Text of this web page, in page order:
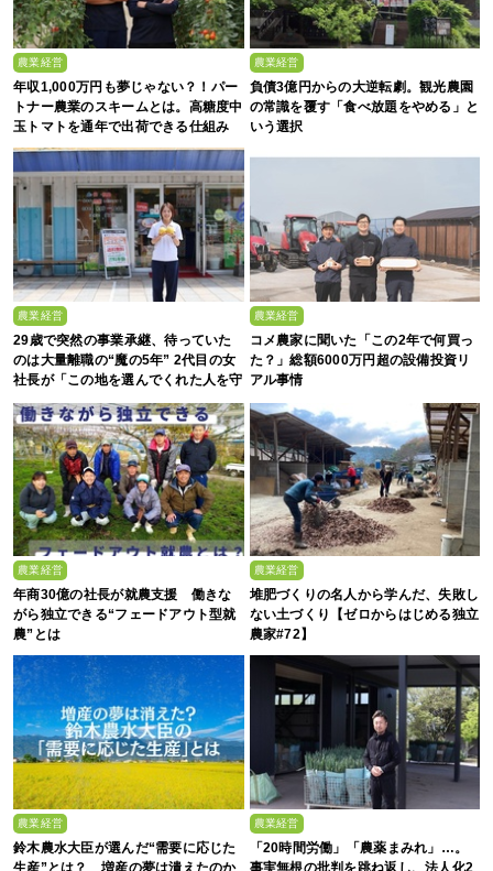
農業経営
年収1,000万円も夢じゃない？！パー
トナー農業のスキームとは。高糖度中
玉トマトを通年で出荷できる仕組み
農業経営
負債3億円からの大逆転劇。観光農園
の常識を覆す「食べ放題をやめる」と
いう選択
農業経営
29歳で突然の事業承継、待っていた
のは大量離職の“魔の5年” 2代目の女
社長が「この地を選んでくれた人を守
農業経営
コメ農家に聞いた「この2年で何買っ
た？」総額6000万円超の設備投資リ
アル事情
農業経営
年商30億の社長が就農支援 働きな
がら独立できる“フェードアウト型就
農”とは
農業経営
堆肥づくりの名人から学んだ、失敗し
ない土づくり【ゼロからはじめる独立
農家#72】
農業経営
鈴木農水大臣が選んだ“需要に応じた
生産”とは？ 増産の夢は潰えたのか
農業経営
「20時間労働」「農薬まみれ」…。
事実無根の批判を跳ね返し、法人化2